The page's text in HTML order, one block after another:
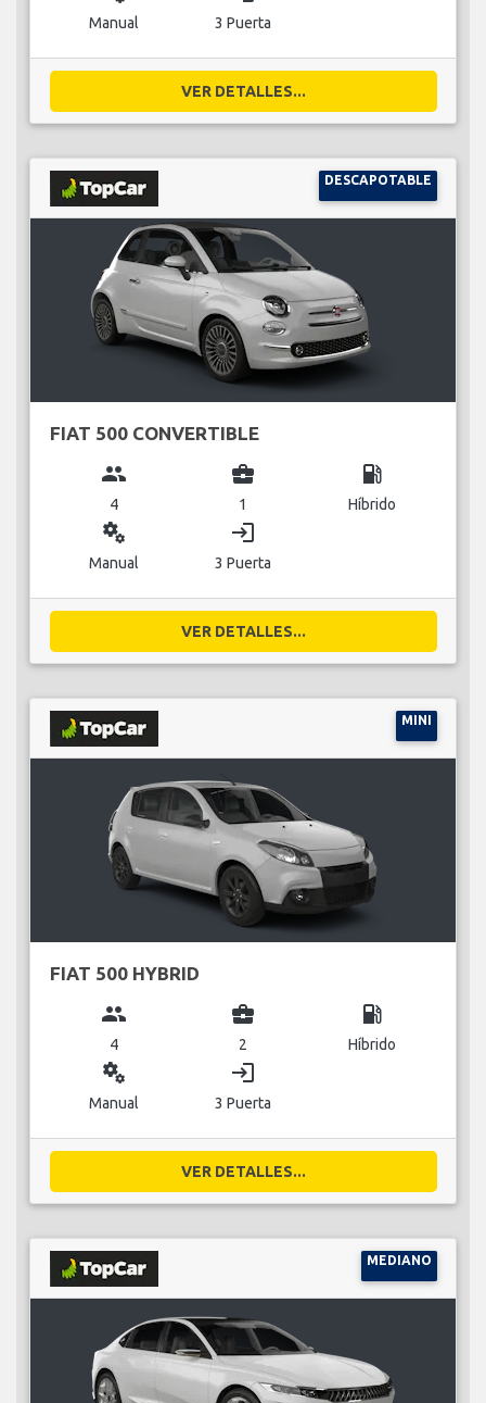
Manual 3 Puerta
VER DETALLES...
DESCAPOTABLE
FIAT 500 CONVERTIBLE
group
4
business_center
1
local_gas_station
Híbrido
miscellaneous_services
Manual
login
3 Puerta
VER DETALLES...
MINI
FIAT 500 HYBRID
group
4
business_center
2
local_gas_station
Híbrido
miscellaneous_services
Manual
login
3 Puerta
VER DETALLES...
MEDIANO